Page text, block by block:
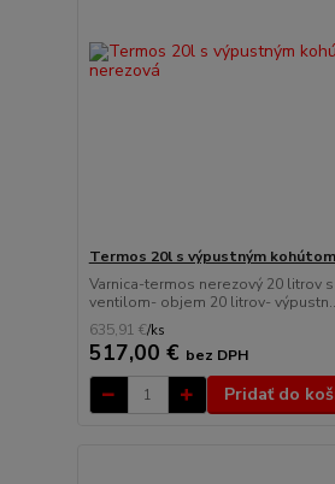
Termos 20l s výpustným
Varnica-termos nerezový 20 litrov
ventilom- objem 20 litrov-
635,91 €/ks
517,00 € bez DPH
Pridať do